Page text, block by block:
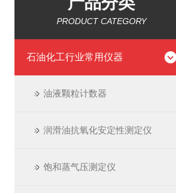
PRODUCT CATEGORY
石油化工行业常用仪器
油液颗粒计数器
润滑油抗氧化安定性测定仪
饱和蒸气压测定仪